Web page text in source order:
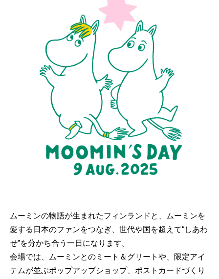
ムーミンの物語が生まれたフィンランドと、ムーミンを
愛する日本のファンをつなぎ、世代や国を超えて“しあわ
せ”を分かち合う一日になります。
会場では、ムーミンとのミート＆グリートや、限定アイ
テムが並ぶポップアップショップ、ポストカードづくり